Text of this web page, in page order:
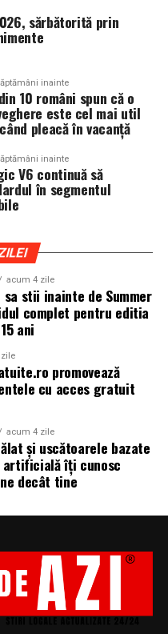
unic, aceștia au
fără reguli, fără
de cost.
moderne,
al ingredientelor
și o serie de
, unde poate fi urmărit
și alegerea
dintre parfumieri.
un răspuns universal.
citrice și energice,
alegerea ideală. Dacă
cu personalitate, notele
sunt perfecte
cald este momentul
parfumuri
de nișă. Iarcolecția
că
și accesibilitatea
sărbătorită prin
inainte
10 români spun că o
este cel mai util
pleacă în vacanță
inainte
V6 continuă să
în segmentul
acum 4 zile
stii inainte de Summer
complet pentru editia
ani
promovează
cu acces gratuit
acum 4 zile
și uscătoarele bazate
îți cunosc
decât tine